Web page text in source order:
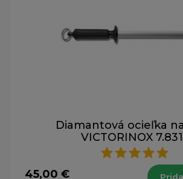
Diamantová ocieľka
VICTORINOX
45,00 €